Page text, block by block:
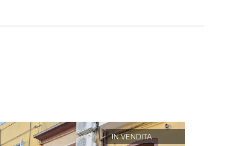
IN VENDITA